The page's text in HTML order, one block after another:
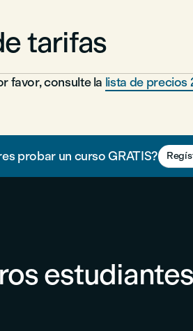
tarifas
favor, consulte la lista de precios
probar un curso GRATIS?
estudiantes